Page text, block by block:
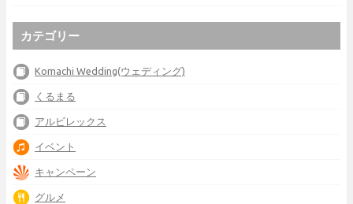
カテゴリー
Komachi Wedding(ウェディング)
くるまる
アルビレックス
イベント
キャンペーン
グルメ